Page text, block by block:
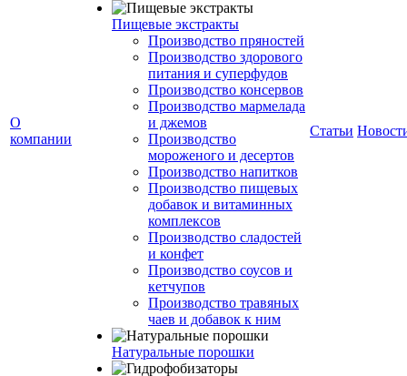
О
компании
Пищевые экстракты
Производство пряностей
Производство здорового
питания и суперфудов
Производство консервов
Производство мармелада
и джемов
Производство
мороженого и десертов
Производство напитков
Производство пищевых
добавок и витаминных
комплексов
Производство сладостей
и конфет
Производство соусов и
кетчупов
Производство травяных
чаев и добавок к ним
Натуральные порошки
Статьи